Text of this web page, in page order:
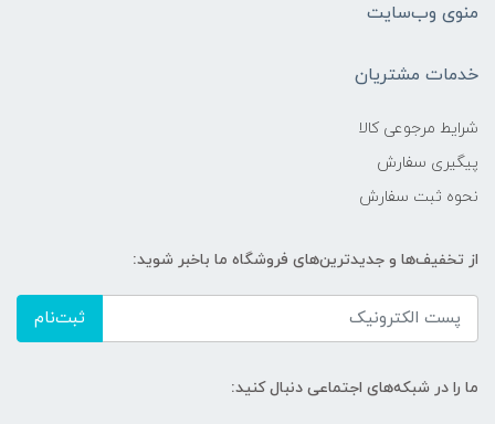
منوی وب‌سایت
خدمات مشتریان
شرایط مرجوعی کالا
پیگیری سفارش
نحوه ثبت سفارش
از تخفیف‌ها و جدیدترین‌های فروشگاه ما باخبر شوید:
ثبت‌نام
ما را در شبکه‌های اجتماعی دنبال کنید: